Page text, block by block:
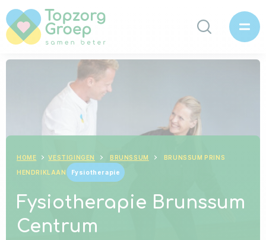
HOME VESTIGINGEN BRUNSSUM BRUNSSUM PRINS
HENDRIKLAAN Fysiotherapie
Fysiotherapie Brunssum
Centrum